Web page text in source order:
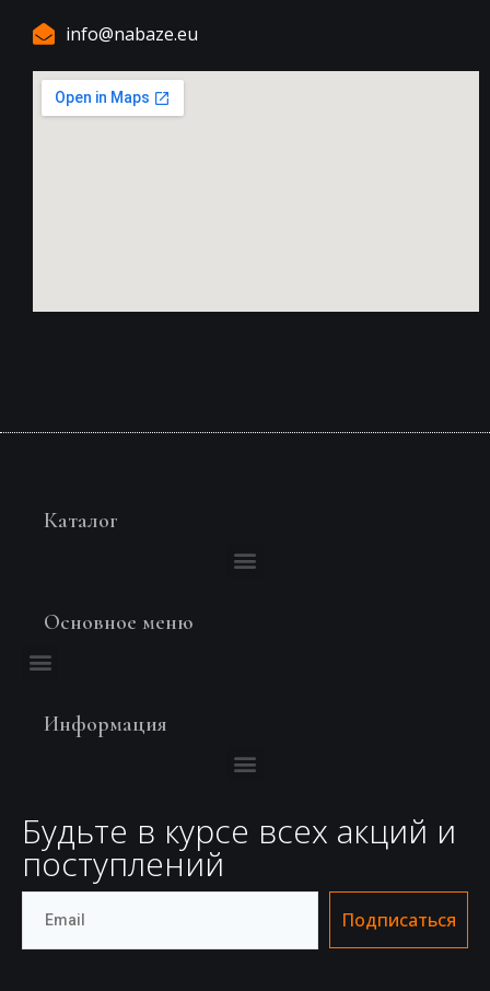
info@nabaze.eu
Каталог
Основное меню
Информация
Будьте в курсе всех акций и
поступлений
Подписаться